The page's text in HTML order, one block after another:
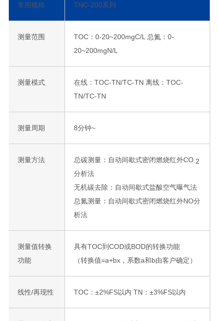
常用规格 TNC-200系列
测量范围
TOC：0-20~200mgC/L 总氮：0-
20~200mgN/L
测量模式
在线：TOC-TN/TC-TN 离线：TOC-
TN/TC-TN
测量周期 8分钟~
测量方法 总碳测量：自动间歇式密闭燃烧红外CO 2
分析法
无机碳去除：自动间歇式盐酸空气曝气法
总氮测量：自动间歇式密闭燃烧红外NO分
析法
测量值转换
功能
具有TOC到COD或BOD的转换功能
（转换值=a+bx，系数a和b由客户确定）
线性/再现性 TOC：±2%FS以内 TN：±3%FS以内